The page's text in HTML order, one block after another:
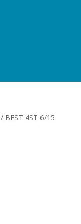
/ BEST 4ST 6/15